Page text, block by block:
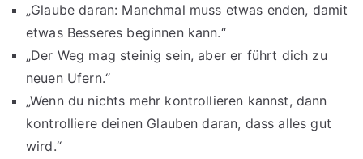
„Glaube daran: Manchmal muss etwas enden, damit
etwas Besseres beginnen kann.“
„Der Weg mag steinig sein, aber er führt dich zu
neuen Ufern.“
„Wenn du nichts mehr kontrollieren kannst, dann
kontrolliere deinen Glauben daran, dass alles gut
wird.“